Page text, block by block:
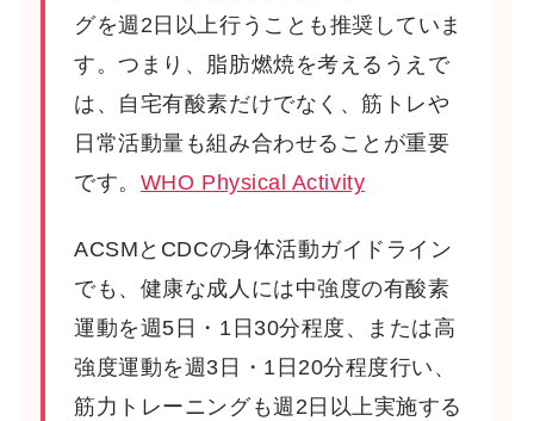
グを週2日以上行うことも推奨していま
す。つまり、脂肪燃焼を考えるうえで
は、自宅有酸素だけでなく、筋トレや
日常活動量も組み合わせることが重要
です。 WHO Physical Activity
ACSMとCDCの身体活動ガイドライン
でも、健康な成人には中強度の有酸素
運動を週5日・1日30分程度、または高
強度運動を週3日・1日20分程度行い、
筋力トレーニングも週2日以上実施する